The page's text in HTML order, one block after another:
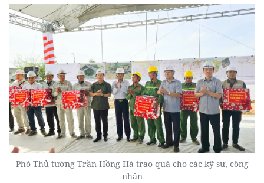
Phó Thủ tướng Trần Hồng Hà trao quà cho các kỹ sư, công
nhân